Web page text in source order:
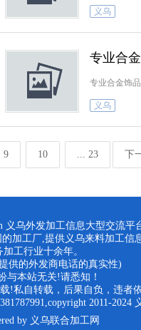
义乌
专业合
义乌
9 10 ... 23 下
义乌外发加工信息大型交流平
加工厂,提供义乌来料加工信
工行业十余年。
供的外发商电话的真实性)
与本站无关!请悉知！
!私自转载，后果自负，违者
2011-2024
by 义乌联合加工网